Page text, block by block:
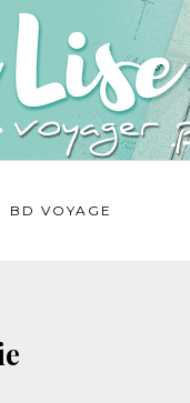
BD VOYAGE